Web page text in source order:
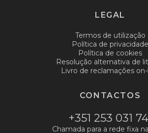
LEGAL
Termos de utilização
Política de privacidade
Política de cookies
Resolução alternativa de
Livro de reclamações
CONTACTOS
+351 253 031
Chamada para a rede fixa